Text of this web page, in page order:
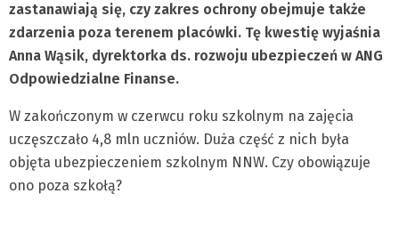
zastanawiają się, czy zakres ochrony obejmuje także
zdarzenia poza terenem placówki. Tę kwestię wyjaśnia
Anna Wąsik, dyrektorka ds. rozwoju ubezpieczeń w ANG
Odpowiedzialne Finanse.
W zakończonym w czerwcu roku szkolnym na zajęcia
uczęszczało 4,8 mln uczniów. Duża część z nich była
objęta ubezpieczeniem szkolnym NNW. Czy obowiązuje
ono poza szkołą?